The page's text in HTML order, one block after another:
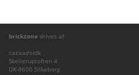
brickzone drives af
cazaadotdk
Skelleruptoften 4
DK-8600 Silkeborg